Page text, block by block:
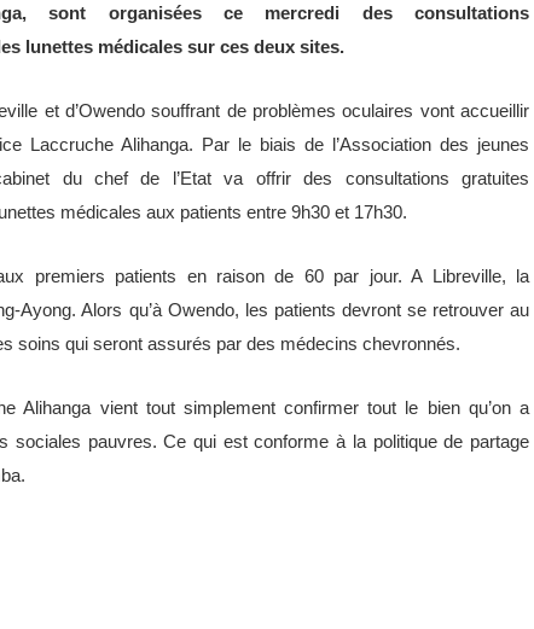
sont organisées ce mercredi des consultations
lunettes médicales sur ces deux sites.
et d’Owendo souffrant de problèmes oculaires vont accueillir
Laccruche Alihanga. Par le biais de l’Association des jeunes
du chef de l’Etat va offrir des consultations gratuites
médicales aux patients entre 9h30 et 17h30.
premiers patients en raison de 60 par jour. A Libreville, la
Ayong. Alors qu’à Owendo, les patients devront se retrouver au
soins qui seront assurés par des médecins chevronnés.
Alihanga vient tout simplement confirmer tout le bien qu’on a
sociales pauvres. Ce qui est conforme à la politique de partage